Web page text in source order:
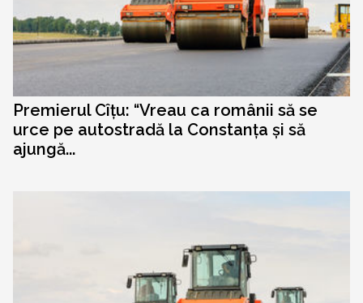
Premierul Cîțu: “Vreau ca românii să se
urce pe autostradă la Constanța și să
ajungă...